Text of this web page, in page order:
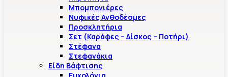
Μπομπονιέρες
Νυφικές Ανθοδέσμες
Προσκλητήρια
Σετ (Καράφες – Δίσκος – Ποτήρι)
Στέφανα
Στεφανάκια
Είδη Βάφτισης